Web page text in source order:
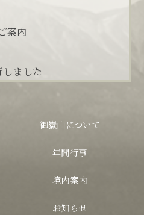
案内
ました
御嶽山について
年間行事
境内案内
お知らせ